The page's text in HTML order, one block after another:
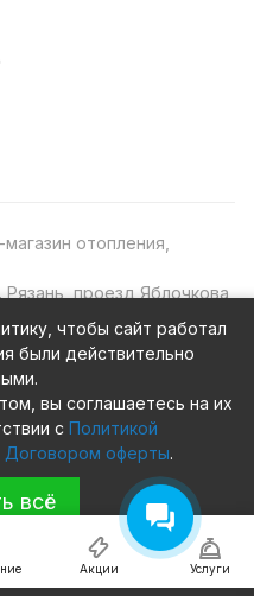
Акции Услуги
отопления,
проезд Яблочкова,
чтобы сайт работал
были действительно
вы соглашаетесь на их
с Политикой
Договором оферты.
всё